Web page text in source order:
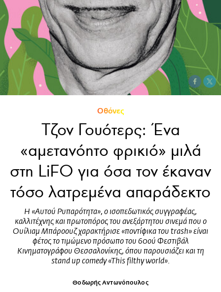
Οθόνες
Τζον Γουότερς: Ένα
«αμετανόητο φρικιό» μιλά
στη LiFO για όσα τον έκαναν
τόσο λατρεμένα απαράδεκτο
Η «Αυτού Ρυπαρότητα», ο ισοπεδωτικός συγγραφέας,
καλλιτέχνης και πρωτοπόρος του ανεξάρτητου σινεμά που ο
Ουίλιαμ Μπάροουζ χαρακτήρισε «ποντίφικα του trash» είναι
φέτος το τιμώμενο πρόσωπο του 60ού Φεστιβάλ
Κινηματογράφου Θεσσαλονίκης, όπου παρουσιάζει και τη
stand up comedy «This filthy world».
Θοδωρής Αντωνόπουλος